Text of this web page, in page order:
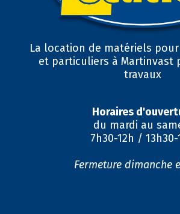
La location de matériels
et particuliers à Martinvast
travaux
Horaires
du mardi au
7h30-12h / 13h30-
Fermeture dimanche